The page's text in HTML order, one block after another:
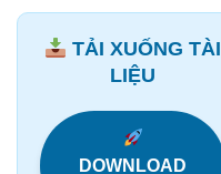
TẢI XUỐNG TÀI
LIỆU
DOWNLOAD